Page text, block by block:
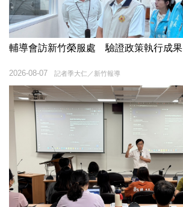
輔導會訪新竹榮服處 驗證政策執行成果
記者季大仁／新竹報導
2026-08-07